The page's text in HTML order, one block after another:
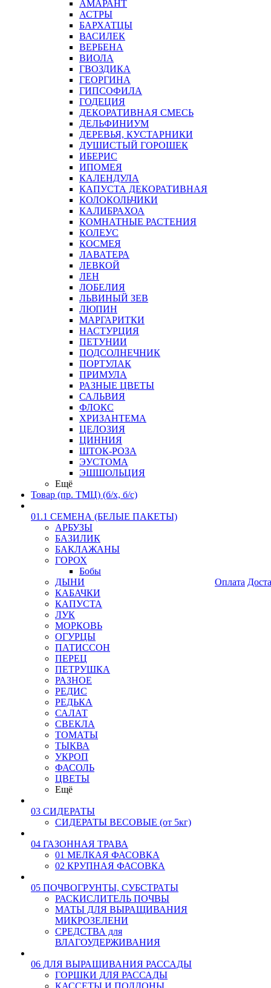
АМАРАНТ
АСТРЫ
БАРХАТЦЫ
ВАСИЛЕК
ВЕРБЕНА
ВИОЛА
ГВОЗДИКА
ГЕОРГИНА
ГИПСОФИЛА
ГОДЕЦИЯ
ДЕКОРАТИВНАЯ СМЕСЬ
ДЕЛЬФИНИУМ
ДЕРЕВЬЯ, КУСТАРНИКИ
ДУШИСТЫЙ ГОРОШЕК
ИБЕРИС
ИПОМЕЯ
КАЛЕНДУЛА
КАПУСТА ДЕКОРАТИВНАЯ
КОЛОКОЛЬЧИКИ
КАЛИБРАХОА
КОМНАТНЫЕ РАСТЕНИЯ
КОЛЕУС
КОСМЕЯ
ЛАВАТЕРА
ЛЕВКОЙ
ЛЕН
ЛОБЕЛИЯ
ЛЬВИНЫЙ ЗЕВ
ЛЮПИН
МАРГАРИТКИ
НАСТУРЦИЯ
ПЕТУНИИ
ПОДСОЛНЕЧНИК
ПОРТУЛАК
ПРИМУЛА
РАЗНЫЕ ЦВЕТЫ
САЛЬВИЯ
ФЛОКС
ХРИЗАНТЕМА
ЦЕЛОЗИЯ
ЦИННИЯ
ШТОК-РОЗА
ЭУСТОМА
ЭШШОЛЬЦИЯ
Ещё
Товар (пр. ТМЦ) (б/х, б/с)
01.1 СЕМЕНА (БЕЛЫЕ ПАКЕТЫ)
АРБУЗЫ
БАЗИЛИК
БАКЛАЖАНЫ
ГОРОХ
Бобы
ДЫНИ
КАБАЧКИ
КАПУСТА
ЛУК
МОРКОВЬ
ОГУРЦЫ
ПАТИССОН
ПЕРЕЦ
ПЕТРУШКА
РАЗНОЕ
РЕДИС
РЕДЬКА
САЛАТ
СВЕКЛА
ТОМАТЫ
ТЫКВА
УКРОП
ФАСОЛЬ
ЦВЕТЫ
Ещё
03 СИДЕРАТЫ
СИДЕРАТЫ ВЕСОВЫЕ (от 5кг)
04 ГАЗОННАЯ ТРАВА
01 МЕЛКАЯ ФАСОВКА
02 КРУПНАЯ ФАСОВКА
05 ПОЧВОГРУНТЫ, СУБСТРАТЫ
РАСКИСЛИТЕЛЬ ПОЧВЫ
МАТЫ ДЛЯ ВЫРАЩИВАНИЯ
МИКРОЗЕЛЕНИ
СРЕДСТВА для
ВЛАГОУДЕРЖИВАНИЯ
06 ДЛЯ ВЫРАЩИВАНИЯ РАССАДЫ
ГОРШКИ ДЛЯ РАССАДЫ
КАССЕТЫ И ПОДДОНЫ
Оплата